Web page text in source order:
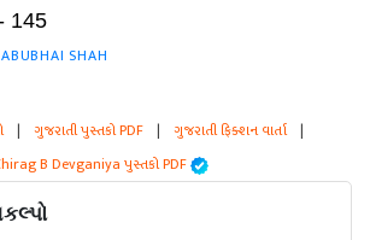
145
SHAH
| ગુજરાતી પુસ્તકો PDF | ગુજરાતી ફિક્શન વાર્તા |
B Devganiya પુસ્તકો PDF